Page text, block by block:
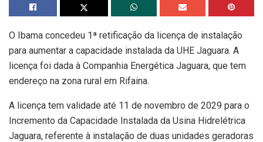
O Ibama concedeu 1ª retificação da licença de instalação
para aumentar a capacidade instalada da UHE Jaguara. A
licença foi dada à Companhia Energética Jaguara, que tem
endereço na zona rural em Rifaina.
A licença tem validade até 11 de novembro de 2029 para o
Incremento da Capacidade Instalada da Usina Hidrelétrica
Jaguara, referente à instalação de duas unidades geradoras